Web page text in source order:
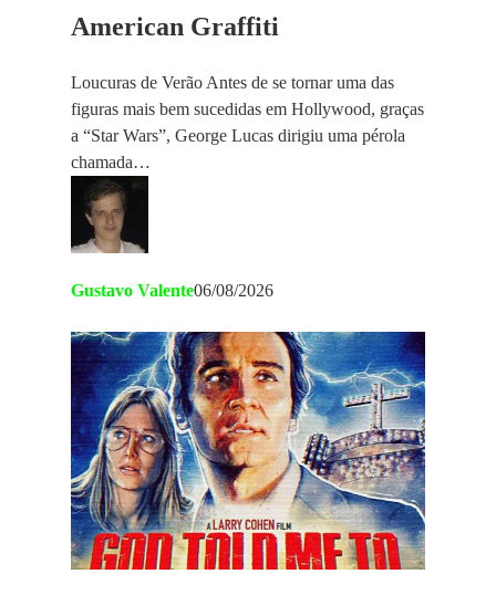
American Graffiti
Loucuras de Verão Antes de se tornar uma das
figuras mais bem sucedidas em Hollywood, graças
a “Star Wars”, George Lucas dirigiu uma pérola
chamada…
Gustavo Valente06/08/2026